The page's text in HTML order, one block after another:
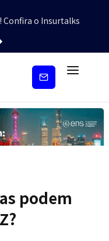
Confira o Insurtalks
Inscreva-
podem